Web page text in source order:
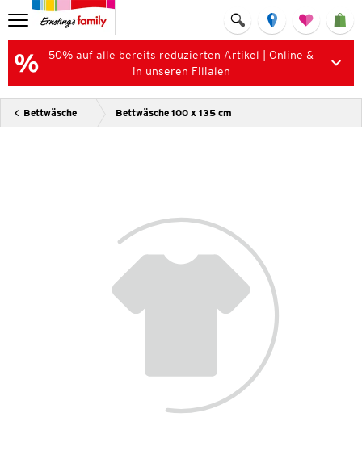
50% auf alle bereits reduzierten Artikel | Online &
in unseren Filialen
Bettwäsche Bettwäsche 100 x 135 cm